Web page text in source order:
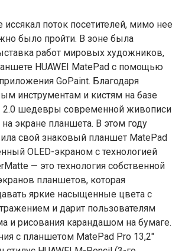
иссякал поток посетителей, мимо нее
было пройти. В зоне была
работ мировых художников,
HUAWEI MatePad с помощью
GoPaint. Благодаря
инструментам и кистям на базе
2.0 шедевры современной живописи
экране планшета. В этом году
свой знаковый планшет MatePad
OLED-экраном с технологией
— это технология собственной
планшетов, которая
яркие насыщенные цвета с
и дарит пользователям
и рисования карандашом на бумаге.
с планшетом MatePad Pro 13,2″